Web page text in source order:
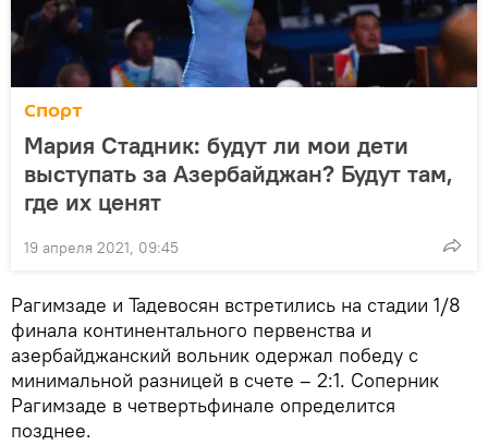
Спорт
Мария Стадник: будут ли мои дети
выступать за Азербайджан? Будут там,
где их ценят
19 апреля 2021, 09:45
Рагимзаде и Тадевосян встретились на стадии 1/8
финала континентального первенства и
азербайджанский вольник одержал победу с
минимальной разницей в счете – 2:1. Соперник
Рагимзаде в четвертьфинале определится
позднее.